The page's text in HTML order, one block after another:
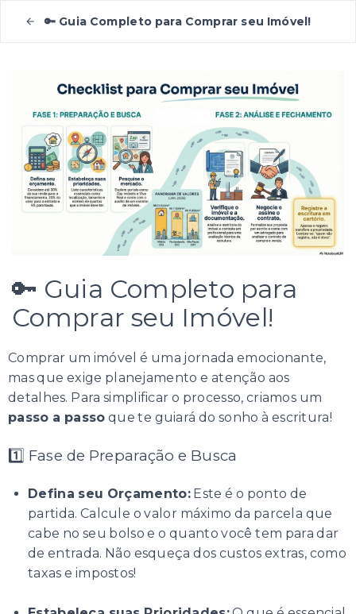
🔑 Guia Completo para Comprar seu Imóvel!
🔑 Guia Completo para
Comprar seu Imóvel!
Comprar um imóvel é uma jornada emocionante,
mas que exige planejamento e atenção aos
detalhes. Para simplificar o processo, criamos um
passo a passo que te guiará do sonho à escritura!
1️⃣ Fase de Preparação e Busca
Defina seu Orçamento:Este é o ponto de
partida. Calcule o valor máximo da parcela que
cabe no seu bolso e o quanto você tem para dar
de entrada. Não esqueça dos custos extras, como
taxas e impostos!